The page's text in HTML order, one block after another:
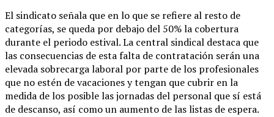
El sindicato señala que en lo que se refiere al resto de
categorías, se queda por debajo del 50% la cobertura
durante el periodo estival. La central sindical destaca que
las consecuencias de esta falta de contratación serán una
elevada sobrecarga laboral por parte de los profesionales
que no estén de vacaciones y tengan que cubrir en la
medida de los posible las jornadas del personal que sí está
de descanso, así como un aumento de las listas de espera.